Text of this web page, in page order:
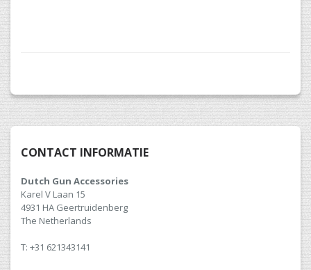
CONTACT INFORMATIE
Dutch Gun Accessories
Karel V Laan 15
4931 HA Geertruidenberg
The Netherlands
T: +31 621343141